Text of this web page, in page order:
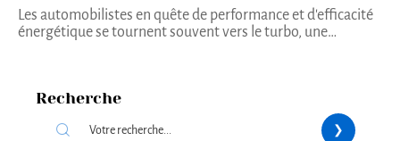
Les automobilistes en quête de performance et d'efficacité
énergétique se tournent souvent vers le turbo, une…
Recherche